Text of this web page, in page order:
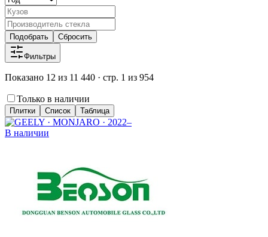
Подобрать Сбросить
Фильтры
Показано 12 из 11 440 · стр. 1 из 954
Только в наличии
Плитки Список Таблица
В наличии